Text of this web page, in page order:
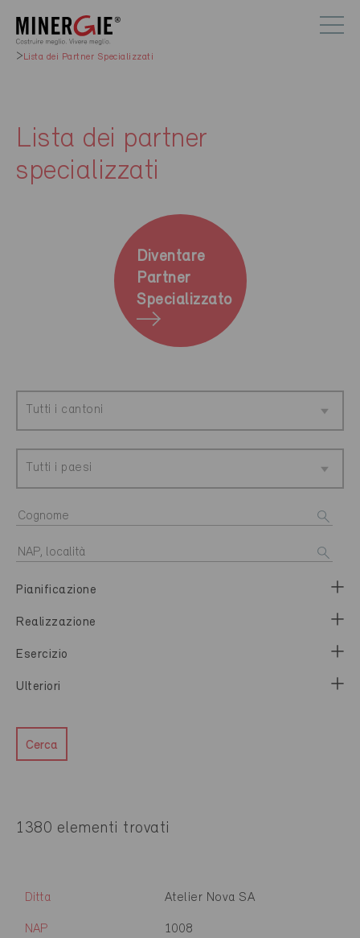
Lista dei Partner Specializzati
Lista dei partner
specializzati
Diventare
Partner
Specializzato
Tutti i cantoni
Tutti i paesi
Pianificazione
Realizzazione
Esercizio
Ulteriori
Cerca
1380 elementi trovati
Ditta Atelier Nova SA
NAP 1008